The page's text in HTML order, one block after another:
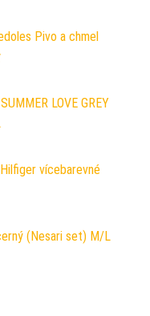
Pivo a chmel
LOVE GREY
vícebarevné
(Nesari set) M/L